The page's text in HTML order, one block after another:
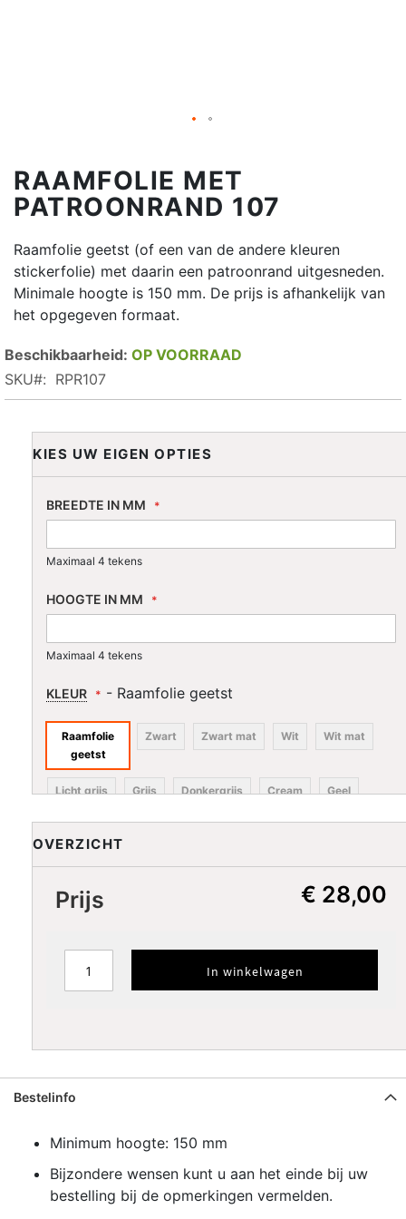
RAAMFOLIE MET
PATROONRAND 107
Raamfolie geetst (of een van de andere kleuren
stickerfolie) met daarin een patroonrand uitgesneden.
Minimale hoogte is 150 mm. De prijs is afhankelijk van
het opgegeven formaat.
OP VOORRAAD
SKU
RPR107
KIES UW EIGEN OPTIES
BREEDTE IN MM
Maximaal 4 tekens
HOOGTE IN MM
Maximaal 4 tekens
KLEUR - Raamfolie geetst
Raamfolie
geetst
Zwart Zwart mat Wit Wit mat
Licht grijs Grijs Donkergrijs Cream Geel
Oranje Rood Donkerrood Pink Licht pink
Lila Paars Donkerblauw Blauw Licht blauw
Licht
Donkergroen
Groen Lime Koffiecream Bruin Donkerbruin
OVERZICHT
Prijs € 28,00
In winkelwagen
Bestelinfo
Minimum hoogte: 150 mm
Bijzondere wensen kunt u aan het einde bij uw
bestelling bij de opmerkingen vermelden.